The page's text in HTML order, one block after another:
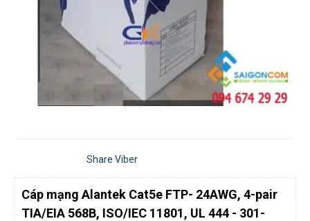
Share Viber
Cáp mạng Alantek Cat5e FTP- 24AWG, 4-pair
TIA/EIA 568B, ISO/IEC 11801, UL 444 - 301-